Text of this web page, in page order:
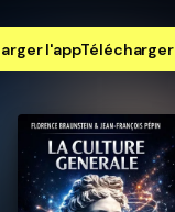
l'appTélécharger